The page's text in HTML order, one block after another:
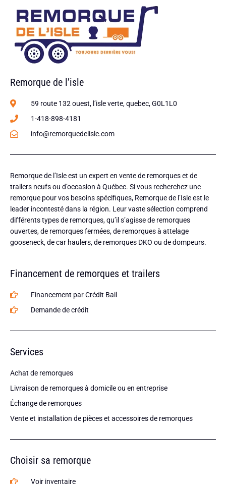
Remorque de l’isle
59 route 132 ouest, l’isle verte, quebec, G0L1L0
1-418-898-4181
info@remorquedelisle.com
Remorque de l’Isle est un expert en vente de remorques et de
trailers neufs ou d’occasion à Québec. Si vous recherchez une
remorque pour vos besoins spécifiques, Remorque de l’Isle est le
leader incontesté dans la région. Leur vaste sélection comprend
différents types de remorques, qu’il s’agisse de remorques
ouvertes, de remorques fermées, de remorques à attelage
gooseneck, de car haulers, de remorques DKO ou de dompeurs.
Financement de remorques et trailers
Financement par Crédit Bail
Demande de crédit
Services
Achat de remorques
Livraison de remorques à domicile ou en entreprise
Échange de remorques
Vente et installation de pièces et accessoires de remorques
Choisir sa remorque
Voir inventaire